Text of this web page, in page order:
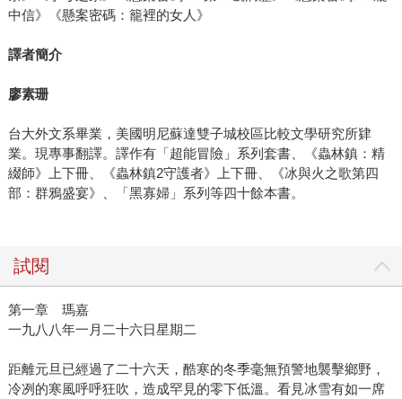
中信》《懸案密碼：籠裡的女人》
譯者簡介
廖素珊
台大外文系畢業，美國明尼蘇達雙子城校區比較文學研究所肄
業。現專事翻譯。譯作有「超能冒險」系列套書、《蟲林鎮：精
綴師》上下冊、《蟲林鎮2守護者》上下冊、《冰與火之歌第四
部：群鴉盛宴》、「黑寡婦」系列等四十餘本書。
試閱
第一章 瑪嘉
一九八八年一月二十六日星期二
距離元旦已經過了二十六天，酷寒的冬季毫無預警地襲擊鄉野，
冷冽的寒風呼呼狂吹，造成罕見的零下低溫。看見冰雪有如一席